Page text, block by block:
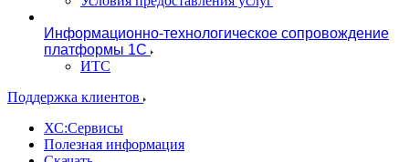
Информационно-технологическое сопровождение
платформы 1С
ИТС
Поддержка клиентов
ХС:Сервисы
Полезная информация